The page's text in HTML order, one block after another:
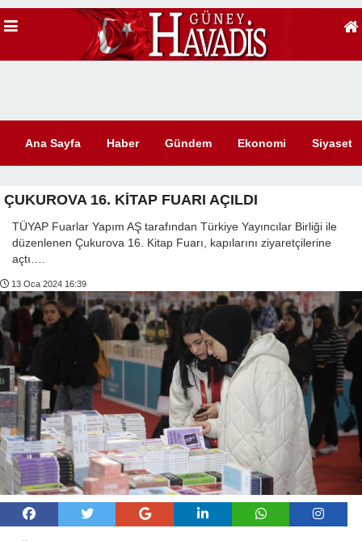
Ana Sayfa Haber Gündem Ekonomi Siyaset
ÇUKUROVA 16. KİTAP FUARI AÇILDI
TÜYAP Fuarlar Yapım AŞ tarafından Türkiye Yayıncılar Birliği ile
düzenlenen Çukurova 16. Kitap Fuarı, kapılarını ziyaretçilerine
açtı….
13 Oca 2024 16:39